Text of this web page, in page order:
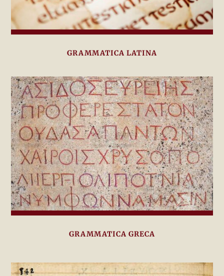
GRAMMATICA LATINA
GRAMMATICA GRECA